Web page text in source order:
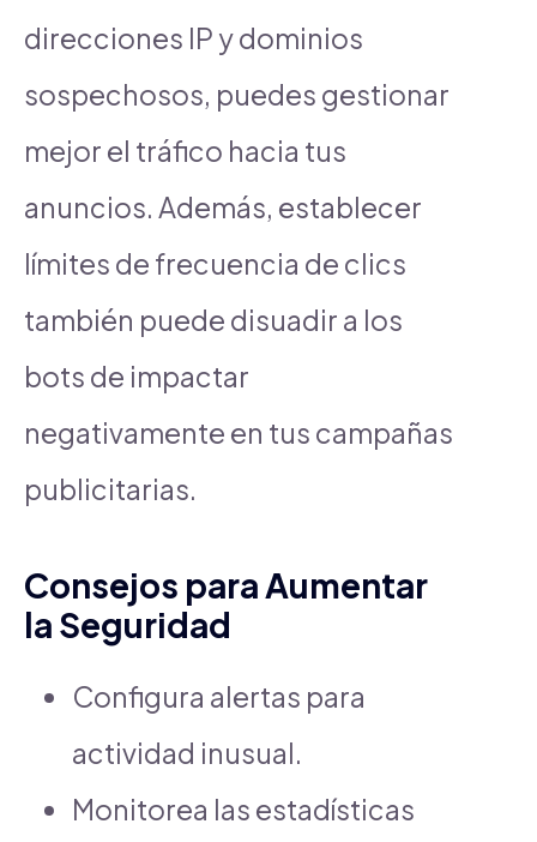
direcciones IP y dominios
sospechosos, puedes gestionar
mejor el tráfico hacia tus
anuncios. Además, establecer
límites de frecuencia de clics
también puede disuadir a los
bots de impactar
negativamente en tus campañas
publicitarias.
Consejos para Aumentar
la Seguridad
Configura alertas para
actividad inusual.
Monitorea las estadísticas